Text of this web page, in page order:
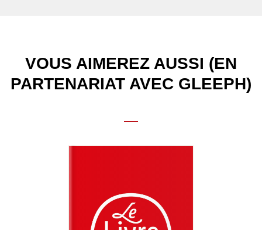
VOUS AIMEREZ AUSSI (EN
PARTENARIAT AVEC GLEEPH)